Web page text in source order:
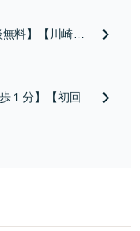
無料】【川崎駅
・養育費・財
１分】【初回相